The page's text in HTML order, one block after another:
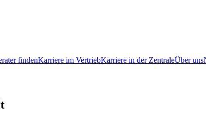
findenKarriere im VertriebKarriere in der ZentraleÜber uns